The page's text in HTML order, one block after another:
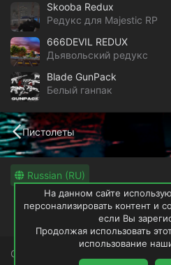
Skooba Redux
Редукс для Majestic RP
666DEVIL REDUX
Дьявольский редукс
Blade GunPack
Белый ганпак
Пистолеты
Russian (RU)
Обратная связь
Условия и
Политика конфиденциальности
GTAWRLD не имеет и не
На данном сайте
персонализировать контент и
если Вы
Продолжая использовать
использование